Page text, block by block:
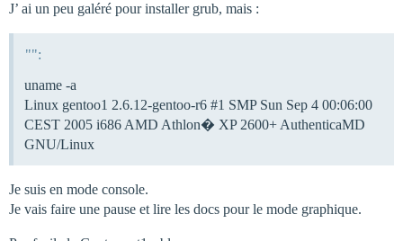
J’ ai un peu galéré pour installer grub, mais :
"":
uname -a
Linux gentoo1 2.6.12-gentoo-r6 #1 SMP Sun Sep 4 00:06:00
CEST 2005 i686 AMD Athlon� XP 2600+ AuthenticaMD
GNU/Linux
Je suis en mode console.
Je vais faire une pause et lire les docs pour le mode graphique.